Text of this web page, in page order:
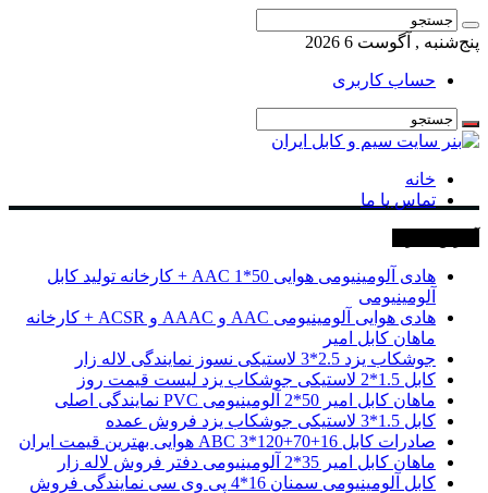
پنج‌شنبه , آگوست 6 2026
حساب کاربری
خانه
تماس با ما
هادی آلومینیومی هوایی 50*1 AAC + کارخانه تولید کابل
آلومینیومی
هادی هوایی آلومینیومی AAC و AAAC و ACSR + کارخانه
ماهان کابل امیر
جوشکاب یزد 2.5*3 لاستیکی نسوز نمایندگی لاله زار
کابل 1.5*2 لاستیکی جوشکاب یزد لیست قیمت روز
ماهان کابل امیر 50*2 آلومینیومی PVC نمایندگی اصلی
کابل 1.5*3 لاستیکی جوشکاب یزد فروش عمده
صادرات کابل 16+70+120*3 ABC هوایی بهترین قیمت ایران
ماهان کابل امیر 35*2 آلومینیومی دفتر فروش لاله زار
کابل آلومینیومی سمنان 16*4 پی وی سی نمایندگی فروش